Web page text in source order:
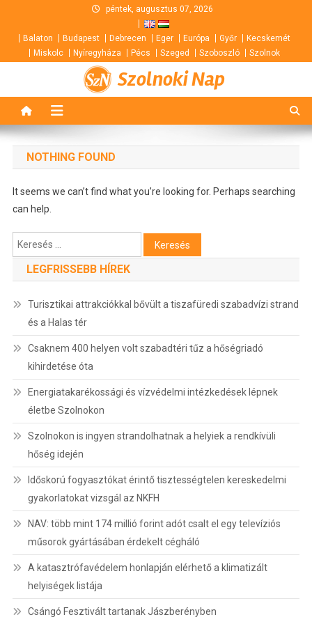
content
péntek, augusztus 07, 2026
Balaton Budapest Debrecen Eger Európa Győr
Kecskemét
Miskolc
Nyíregyháza Pécs Szeged Szoboszló Szolnok
Szolnoki Nap
NOTHING FOUND
It seems we can’t find what you’re looking for. Perhaps searching
can help.
Keresés:
LEGFRISSEBB HÍREK
Turisztikai attrakciókkal bővült a tiszafüredi szabadvízi strand
és a Halas tér
Csaknem 400 helyen volt szabadtéri tűz a hőségriadó
kihirdetése óta
Energiatakarékossági és vízvédelmi intézkedések lépnek
életbe Szolnokon
Szolnokon is ingyen strandolhatnak a helyiek a rendkívüli
hőség idején
Időskorú fogyasztókat érintő tisztességtelen kereskedelmi
gyakorlatokat vizsgál az NKFH
NAV: több mint 174 millió forint adót csalt el egy televíziós
műsorok gyártásában érdekelt cégháló
A katasztrófavédelem honlapján elérhető a klimatizált
helyiségek listája
Csángó Fesztivált tartanak Jászberényben